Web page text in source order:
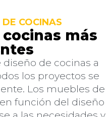
COCINAS
más
de cocinas a
los proyectos se
Los muebles de
función del diseño